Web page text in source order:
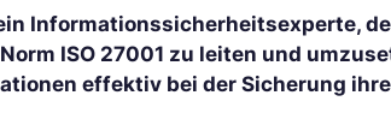
Informationssicherheitsexperte,
ISO 27001 zu leiten und
effektiv bei der Sicherung